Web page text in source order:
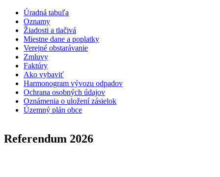
Úradná tabuľa
Oznamy
Žiadosti a tlačivá
Miestne dane a poplatky
Verejné obstarávanie
Zmluvy
Faktúry
Ako vybaviť
Harmonogram vývozu odpadov
Ochrana osobných údajov
Oznámenia o uložení zásielok
Územný plán obce
Referendum 2026